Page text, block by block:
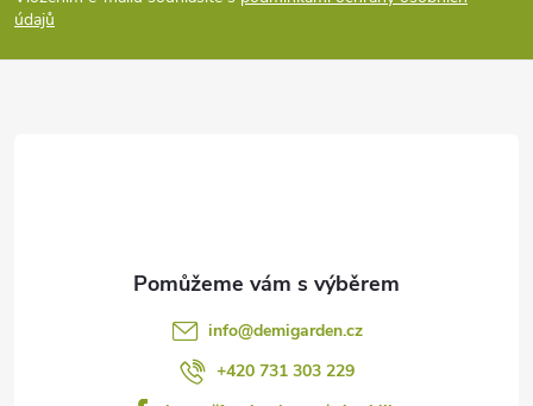
a
údajů
info@demigarden.cz
+420 731 303 229